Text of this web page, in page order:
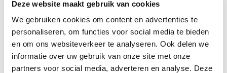
Deze website maakt gebruik van cookies
We gebruiken cookies om content en advertenties te
personaliseren, om functies voor social media te bieden
en om ons websiteverkeer te analyseren. Ook delen we
informatie over uw gebruik van onze site met onze
partners voor social media, adverteren en analyse. Deze
Profiel steungezin
met kinderen in dezelfde leeftijd, maar
ook opa’s en oma’s zijn van harte welkom
woonachtig in omgeving Maastricht
Noordwest